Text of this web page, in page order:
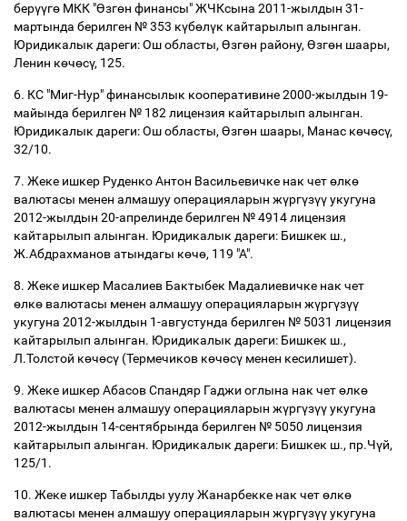
берүүгө МКК "Өзгөн финансы" ЖЧКсына 2011-жылдын 31-
мартында берилген № 353 күбөлүк кайтарылып алынган.
Юридикалык дареги: Ош областы, Өзгөн району, Өзгөн шаары,
Ленин көчөсү, 125.
6. КС "Миг-Нур" финансылык кооперативине 2000-жылдын 19-
майында берилген № 182 лицензия кайтарылып алынган.
Юридикалык дареги: Ош областы, Өзгөн шаары, Манас көчөсү,
32/10.
7. Жеке ишкер Руденко Антон Васильевичке нак четөлкө
валютасы менен алмашуу операцияларын жүргүзүүукугуна
2012-жылдын 20-апрелинде берилген № 4914 лицензия
кайтарылып алынган. Юридикалык дареги: Бишкек ш.,
Ж.Абдрахманов атындагы көчө, 119 "А".
8. Жеке ишкер Масалиев Бактыбек Мадалиевичке нак чет
өлкө валютасы менен алмашуу операцияларын жүргүзүү
укугуна 2012-жылдын 1-августунда берилген № 5031 лицензия
кайтарылып алынган. Юридикалык дареги: Бишкек ш.,
Л.Толстой көчөсү (Термечиков көчөсү менен кесилишет).
9. Жеке ишкер Абасов Спандяр Гаджи оглына нак четөлкө
валютасы менен алмашуу операцияларын жүргүзүүукугуна
2012-жылдын 14-сентябрында берилген № 5050 лицензия
кайтарылып алынган. Юридикалык дареги: Бишкек ш., пр.Чүй,
125/1.
10. Жеке ишкер Табылды уулу Жанарбекке нак четөлкө
валютасы менен алмашуу операцияларын жүргүзүүукугуна